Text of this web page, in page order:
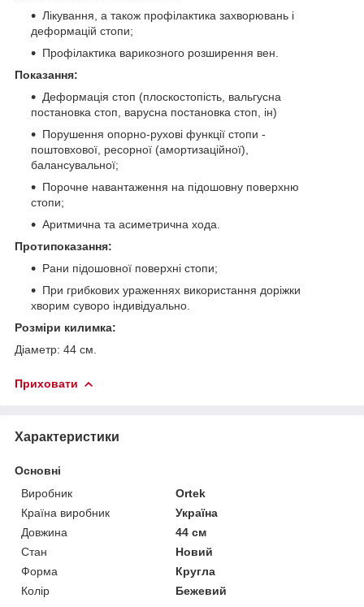
Лікування, а також профілактика захворювань і
деформацій стопи;
Профілактика варикозного розширення вен.
Показання:
Деформація стоп (плоскостопість, вальгусна
постановка стоп, варусна постановка стоп, ін)
Порушення опорно-рухові функції стопи -
поштовхової, ресорної (амортизаційної),
балансувальної;
Порочне навантаження на підошовну поверхню
стопи;
Аритмична та асиметрична хода.
Протипоказання:
Рани підошовної поверхні стопи;
При грибкових ураженнях використання доріжки
хворим суворо індивідуально.
Розміри килимка:
Діаметр: 44 см.
Приховати
Характеристики
Основні
Виробник
Ortek
Країна виробник
Україна
Довжина
44 см
Стан
Новий
Форма
Кругла
Колір
Бежевий